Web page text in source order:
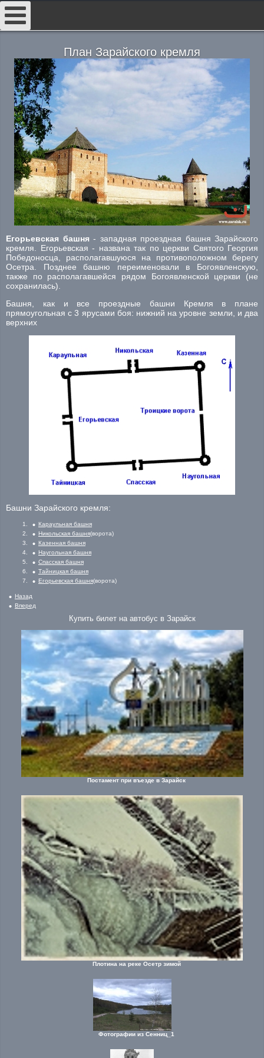
План Зарайского кремля
Егорьевская башня- западная проездная башня Зарайского
кремля. Егорьевская - названа так по церкви Святого Георгия
Победоносца, располагавшуюся на противоположном берегу
Осетра. Позднее башню переименовали в Богоявленскую,
также по располагавшейся рядом Богоявленской церкви (не
сохранилась).
Башня, как и все проездные башни Кремля в плане
прямоугольная с 3 ярусами боя: нижний на уровне земли, и два
верхних
Башни Зарайского кремля:
Караульная башня
Никольская башня(ворота)
Казенная башня
Наугольная башня
Спасская башня
Тайницкая башня
Егорьевская башня(ворота)
Назад
Вперед
Купить билет на автобус в Зарайск
Постамент при въезде в Зарайск
Плотина на реке Осетр зимой
Фотографии из Сенниц_1